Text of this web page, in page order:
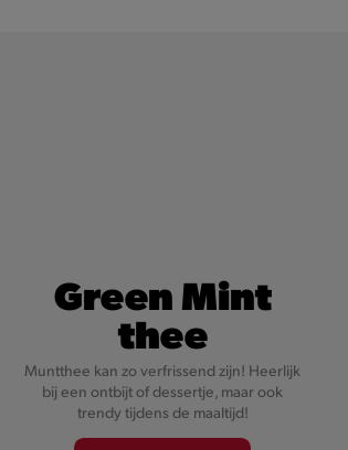
Meer informatie
Green Mint
thee
Muntthee kan zo verfrissend zijn! Heerlijk
bij een ontbijt of dessertje, maar ook
trendy tijdens de maaltijd!